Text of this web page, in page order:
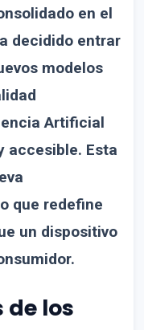
en el
decidido entrar
modelos
Artificial
accesible. Esta
que redefine
un dispositivo
de los